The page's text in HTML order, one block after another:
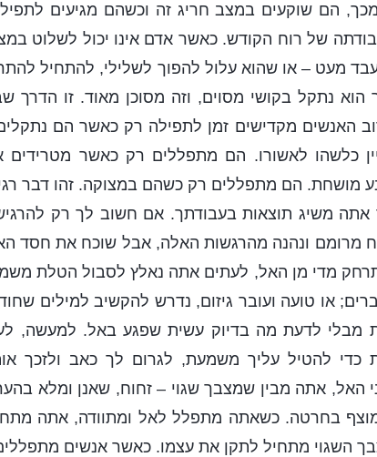
הם שוקעים במצב חריג זה וכשהם מגיעים
של רוח הקודש. כאשר אדם אינו יכול לשלוט
מעט – או שהוא עלול להפוך לשלילי, להתחיל
נתקל בקושי מסוים, וזה מסוכן מאוד. זו הדרך
האנשים מקדישים זמן לתפילה רק כאשר הם
כלשהו לאשורו. הם מתפללים רק כאשר מטרידים
מושחת. הם מתפללים רק כשהם במצוקה. זהו דבר
משיג תוצאות בעבודתך. אם חשוב לך רק
ונהנה מהרגשות האלה, אבל שוכח את חסד
מדי מן האל, לעתים אתה נאלץ לסבול הטלת
או טועה ועובר גיזום, נדרש להקשיב למילים
מבלי לדעת מה בדיוק עשית שפגע באל. למעשה,
כדי להטיל עליך משמעת, לגרום לך כאב ולזכך
האל, אתה מבין שמצבך שגוי – זחוח, שאנן ומלא
בחרטה. כשאתה מתפלל לאל ומתוודה, אתה
השגוי מתחיל לתקן את עצמו. כאשר אנשים